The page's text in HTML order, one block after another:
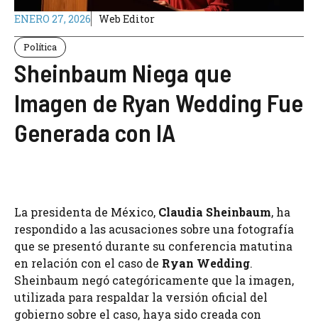
ENERO 27, 2026 Web Editor
Política
Sheinbaum Niega que
Imagen de Ryan Wedding Fue
Generada con IA
La presidenta de México, Claudia Sheinbaum, ha
respondido a las acusaciones sobre una fotografía
que se presentó durante su conferencia matutina
en relación con el caso de Ryan Wedding.
Sheinbaum negó categóricamente que la imagen,
utilizada para respaldar la versión oficial del
gobierno sobre el caso, haya sido creada con